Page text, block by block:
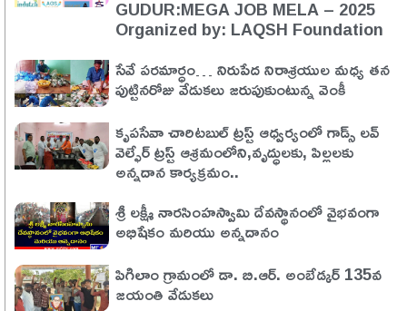
GUDUR:MEGA JOB MELA – 2025
Organized by: LAQSH Foundation
సేవే పరమార్ధం… నిరుపేద నిరాశ్రయుల మధ్య తన
పుట్టినరోజు వేడుకలు జరుపుకుంటున్న వెంకీ
కృపసేవా చారిటబుల్ ట్రస్ట్ ఆధ్వర్యంలో గాడ్స్ లవ్
వెల్ఫేర్ ట్రస్ట్ ఆశ్రమంలోని,వృద్ధులకు, పిల్లలకు
అన్నదాన కార్యక్రమం..
శ్రీ లక్ష్మీ నారసింహస్వామి దేవస్థానంలో వైభవంగా
అభిషేకం మరియు అన్నదానం
పిగిలాం గ్రామంలో డా. బి.ఆర్. అంబేడ్కర్ 135వ
జయంతి వేడుకలు